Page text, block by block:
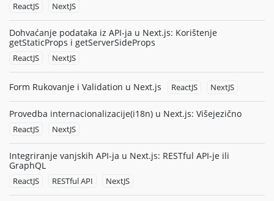
ReactJS NextJS
Dohvaćanje podataka iz API-ja u Next.js: Korištenje
getStaticProps i getServerSideProps
ReactJS NextJS
Form Rukovanje i Validation u Next.js ReactJS NextJS
Provedba internacionalizacije(i18n) u Next.js: Višejezično
ReactJS NextJS
Integriranje vanjskih API-ja u Next.js: RESTful API-je ili
GraphQL
ReactJS RESTful API NextJS